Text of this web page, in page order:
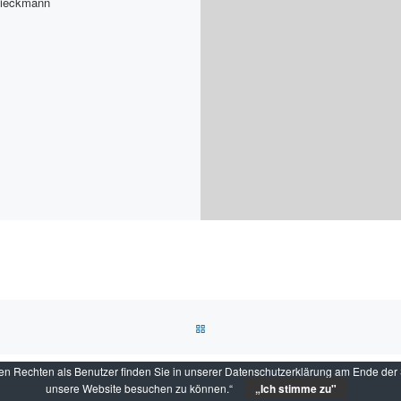
© 2026 Sportbootschule Nautilus - All Rights Reserved
Rechten als Benutzer finden Sie in unserer Datenschutzerklärung am Ende
unsere Website besuchen zu können.“
„Ich stimme zu"